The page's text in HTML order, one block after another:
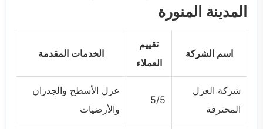
المدينة المنورة
اسم الشركة
تقييم
العملاء
الخدمات المقدمة
شركة العزل
المحترفة
5/5
عزل الأسطح والجدران
والأرضيات